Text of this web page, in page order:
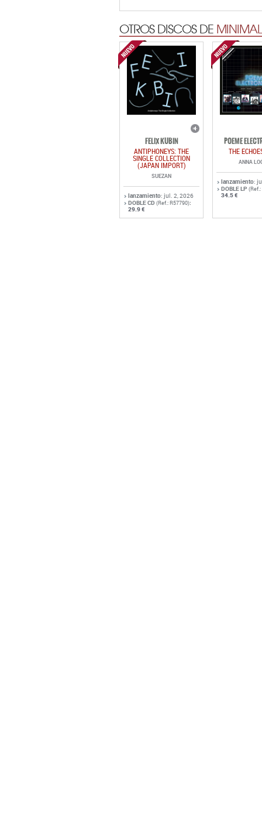
OTROS DISCOS DE
FELIX KUBIN
ANTIPHONEYS: THE
SINGLE COLLECTION
(JAPAN IMPORT)
SUEZAN
lanzamiento: jul. 2, 2026
DOBLE CD (Ref.: R57790):
29.9 €
POEME
THE
ANNA
lanzamiento:
DOBLE LP
34.5 €